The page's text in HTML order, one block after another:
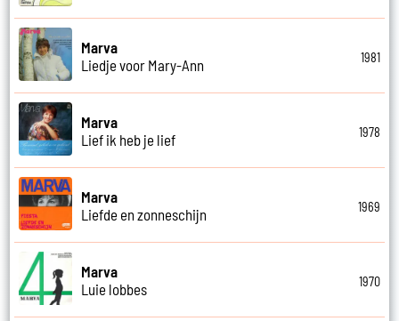
Marva
Liedje voor Mary-Ann
1981
Marva
Lief ik heb je lief
1978
Marva
Liefde en zonneschijn
1969
Marva
Luie lobbes
1970